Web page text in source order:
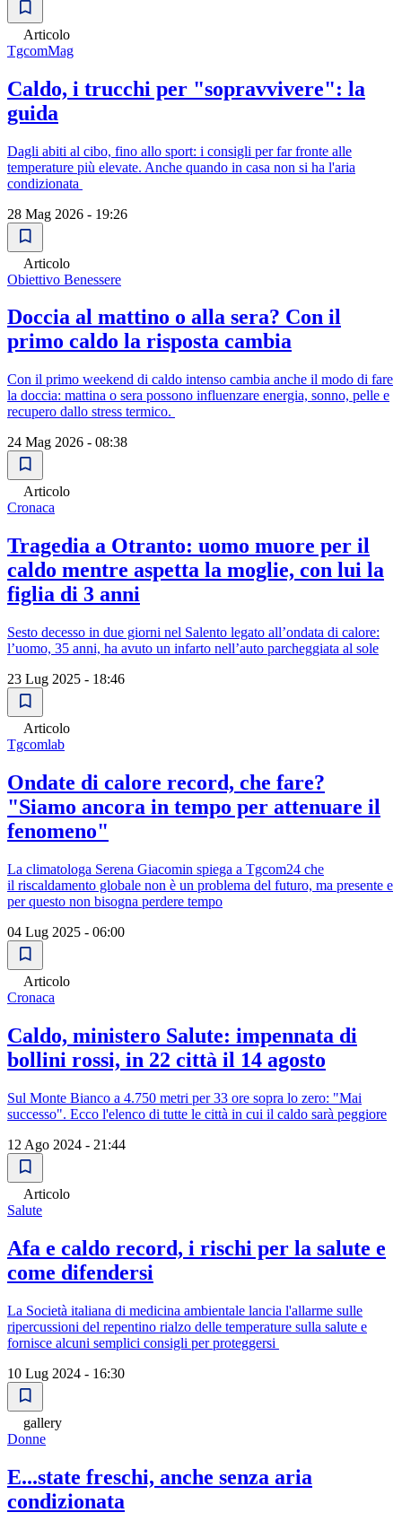
Articolo
TgcomMag
Caldo, i trucchi per "sopravvivere": la
guida
Dagli abiti al cibo, fino allo sport: i consigli per far fronte alle
temperature più elevate. Anche quando in casa non si ha l'aria
condizionata
28 Mag 2026 - 19:26
Articolo
Obiettivo Benessere
Doccia al mattino o alla sera? Con il
primo caldo la risposta cambia
Con il primo weekend di caldo intenso cambia anche il modo di fare
la doccia: mattina o sera possono influenzare energia, sonno, pelle e
recupero dallo stress termico.
24 Mag 2026 - 08:38
Articolo
Cronaca
Tragedia a Otranto: uomo muore per il
caldo mentre aspetta la moglie, con lui la
figlia di 3 anni
Sesto decesso in due giorni nel Salento legato all’ondata di calore:
l’uomo, 35 anni, ha avuto un infarto nell’auto parcheggiata al sole
23 Lug 2025 - 18:46
Articolo
Tgcomlab
Ondate di calore record, che fare?
"Siamo ancora in tempo per attenuare il
fenomeno"
La climatologa Serena Giacomin spiega a Tgcom24 che
il riscaldamento globale non è un problema del futuro, ma presente e
per questo non bisogna perdere tempo
04 Lug 2025 - 06:00
Articolo
Cronaca
Caldo, ministero Salute: impennata di
bollini rossi, in 22 città il 14 agosto
Sul Monte Bianco a 4.750 metri per 33 ore sopra lo zero: "Mai
successo". Ecco l'elenco di tutte le città in cui il caldo sarà peggiore
12 Ago 2024 - 21:44
Articolo
Salute
Afa e caldo record, i rischi per la salute e
come difendersi
La Società italiana di medicina ambientale lancia l'allarme sulle
ripercussioni del repentino rialzo delle temperature sulla salute e
fornisce alcuni semplici consigli per proteggersi
10 Lug 2024 - 16:30
gallery
Donne
E...state freschi, anche senza aria
condizionata